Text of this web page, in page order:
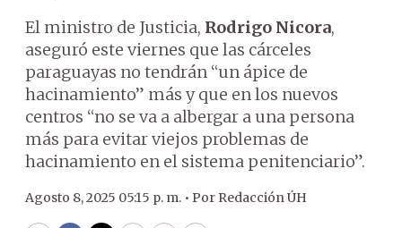
El ministro de Justicia, Rodrigo Nicora,
aseguró este viernes que las cárceles
paraguayas no tendrán “un ápice de
hacinamiento” más y que en los nuevos
centros “no se va a albergar a una persona
más para evitar viejos problemas de
hacinamiento en el sistema penitenciario”.
Agosto 8, 2025 05:15 p. m. • Por Redacción ÚH